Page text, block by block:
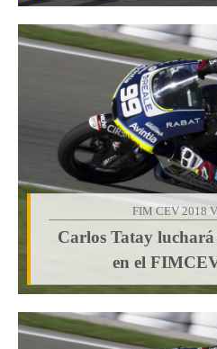
FIM CEV 2018
Carlos Tatay
en el